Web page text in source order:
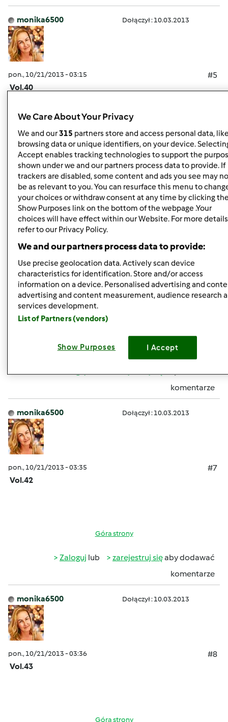
monika6500 Dołączył : 10.03.2013
pon., 10/21/2013 - 03:15
#5
Vol.40
Góra strony
Zalogujlub zarejestruj się aby dodawać
komentarze
monika6500 Dołączył : 10.03.2013
pon., 10/21/2013 - 03:23
Vol.41
Super sprzęt do pieczenia babeczek
Góra strony
komentarze
monika6500 Dołączył : 10.03.2013
pon., 10/21/2013 - 03:35
#7
Vol.42
Góra strony
Zaloguj lub zarejestruj sięaby dodawać
komentarze
monika6500 Dołączył : 10.03.2013
pon., 10/21/2013 - 03:36
#8
Vol.43
Góra strony
We Care About Your Privacy
We and our315 partners store and access personal data,
browsing data or unique identifiers, on your device.
Accept enables tracking technologies to support the
shown under we and our partners process data to provide. If
trackers are disabled, some content and ads you see may
be as relevant to you. You can resurface this menu to
your choices or withdraw consent at any time by clicking
Show Purposes link on the bottom of the webpage .Your
choices will have effect within our Website. For more
refer to our Privacy Policy.
We and our partners process data to provide:
Use precise geolocation data. Actively scan device
characteristics for identification. Store and/or access
information on a device. Personalised advertising and
advertising and content measurement, audience research
services development.
List of Partners (vendors)
Show Purposes I Accept